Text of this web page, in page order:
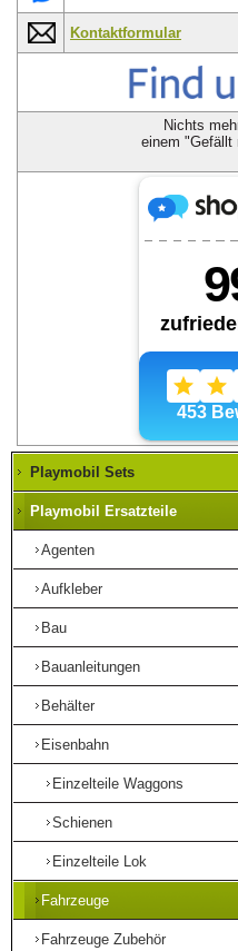
Kontaktformular
Nichts
einem "Gefällt
Playmobil Sets
Playmobil Ersatzteile
Agenten
Aufkleber
Bau
Bauanleitungen
Behälter
Eisenbahn
Einzelteile Waggons
Schienen
Einzelteile Lok
Fahrzeuge
Fahrzeuge Zubehör